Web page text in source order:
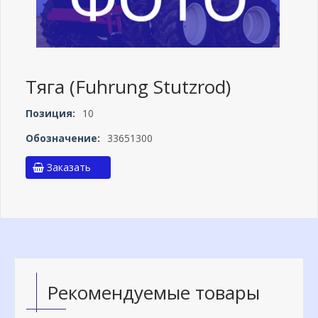
Тяга (Fuhrung Stutzrod)
Позиция:
10
Обозначение:
33651300
Заказать
Рекомендуемые товары